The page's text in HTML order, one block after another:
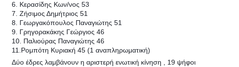
6. Κερασίδης Κων/νος 53
7. Ζήσιμος Δημήτριος 51
8. Γεωργακόπουλος Παναγιώτης 51
9. Γρηγορακάκης Γεώργιος 46
10. Παλιούρας Παναγιώτης 46
11.Ρομπότη Κυριακή 45 (1 αναπληρωματική)
Δύο έδρες λαμβάνουν η αριστερή ενωτική κίνηση , 19 ψήφοι